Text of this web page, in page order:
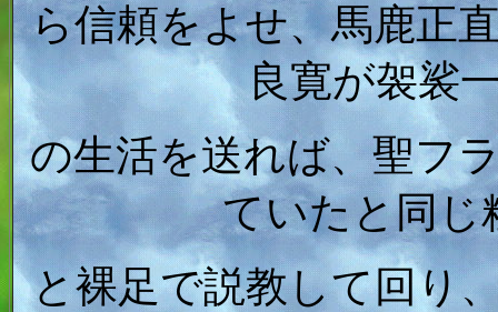
ら信頼をよせ、馬鹿正
良寛が袈裟
の生活を送れば、聖フ
ていたと同じ
と裸足で説教して回り